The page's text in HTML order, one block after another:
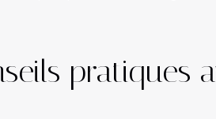
pratiques